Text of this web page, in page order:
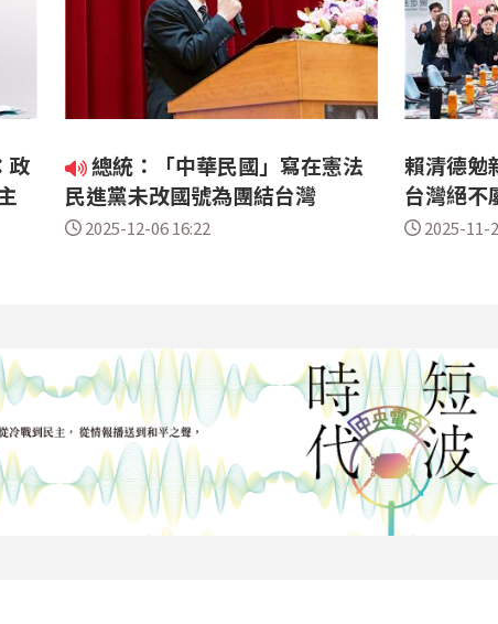
政
總統：「中華民國」寫在憲法
民進黨未改國號為團結台灣
2025-12-06 16:22
賴清德勉
台灣絕不
2025-11-